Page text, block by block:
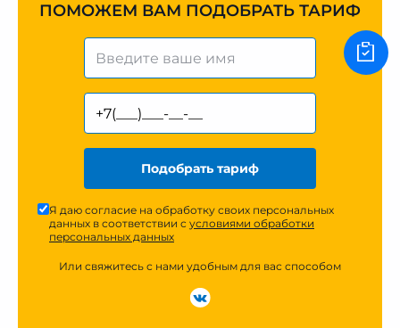
ПОМОЖЕМ ВАМ ПОДОБРАТЬ ТАРИФ
Подобрать тариф
Я даю согласие на обработку своих персональных
данных в соответствии с условиями обработки
персональных данных
Или свяжитесь с нами удобным для вас способом